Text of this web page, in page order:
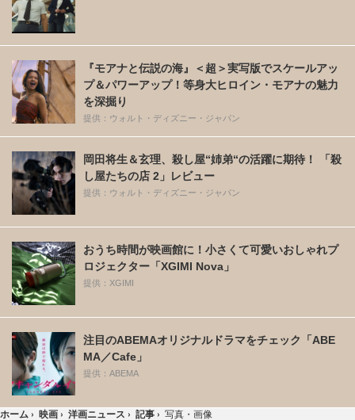
『モアナと伝説の海』＜超＞実写版でスケールアッ
プ＆パワーアップ！等身大ヒロイン・モアナの魅力
を深掘り
提供：ウォルト・ディズニー・ジャパン
岡田将生＆玄理、殺し屋“姉弟“の活躍に期待！ 「殺
し屋たちの店 2」レビュー
提供：ウォルト・ディズニー・ジャパン
おうち時間が映画館に！小さくて可愛いおしゃれプ
ロジェクター「XGIMI Nova」
提供：XGIMI
注目のABEMAオリジナルドラマをチェック「ABE
MA／Cafe」
提供：ABEMA
ホーム › 映画 › 洋画ニュース › 記事 › 写真・画像